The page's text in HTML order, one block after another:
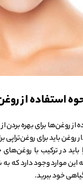
استفاده از
از روغن‌ها برای بهره بردن
باید برای روغن‌تراپی
در ترکیب با روغن‌های
موارد وجود دارد که
خود ببرید.